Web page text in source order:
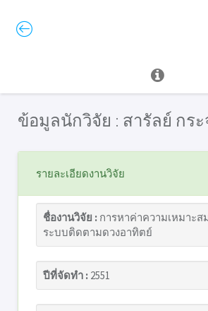
ข้อมูลนักวิจัย : สารัลย์ กระ
รายละเอียดงานวิจัย
ชื่องานวิจัย : การหาค่าความเหมาะ
ระบบติดตามดวงอาทิตย์
ปีที่จัดทำ : 2551